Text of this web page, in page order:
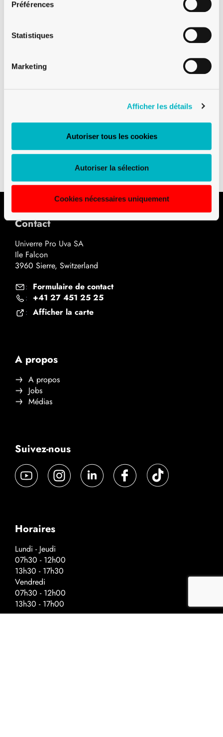
Préférences
Statistiques
Marketing
Afficher les détails
Autoriser tous les cookies
Autoriser la sélection
Cookies nécessaires uniquement
Vente à partir d'une palette
Plan technique PDF
Contact
Univerre Pro Uva SA
Ile Falcon
3960 Sierre, Switzerland
: Formulaire de contact
: +41 27 451 25 25
: Afficher la carte
A propos
A propos
Jobs
Médias
Suivez-nous
Horaires
Lundi - Jeudi
07h30 - 12h00
13h30 - 17h30
Vendredi
07h30 - 12h00
13h30 - 17h00